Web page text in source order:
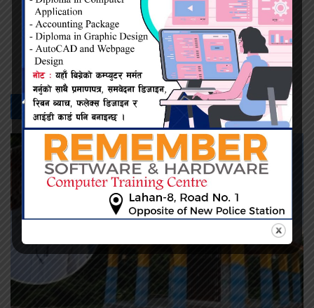
प्रदिप सिंह
सम्बन्धित -समाचार